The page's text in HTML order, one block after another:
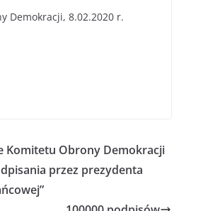
Demokracji, 8.02.2020 r.
Komitetu Obrony Demokracji
przez prezydenta